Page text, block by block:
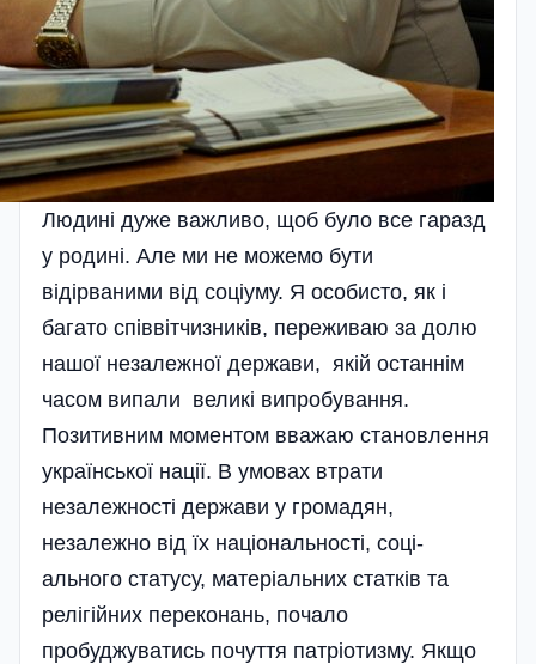
Людині дуже важливо, щоб було все гаразд
у родині. Але ми не можемо бути
відірваними від соціуму. Я особисто, як і
багато співвітчизників, переживаю за долю
нашої незалежної держави, якій останнім
часом випали великі випробування.
Позитивним моментом вважаю становлення
української нації. В умовах втрати
незалежності держави у громадян,
незалежно від їх національності, соці­
ального статусу, матеріальних статків та
релігійних переконань, почало
пробуджуватись почуття патріотизму. Якщо